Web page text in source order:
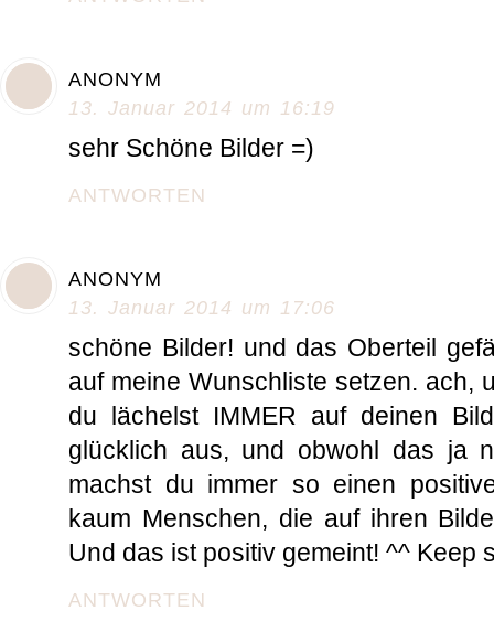
ANONYM
13. Januar 2014 um 16:19
sehr Schöne Bilder =)
ANTWORTEN
ANONYM
13. Januar 2014 um 17:06
schöne Bilder! und das Oberteil
auf meine Wunschliste setzen. ach,
du lächelst IMMER auf deinen
glücklich aus, und obwohl das ja
machst du immer so einen
kaum Menschen, die auf ihren
Und das ist positiv gemeint! ^^ Keep
ANTWORTEN